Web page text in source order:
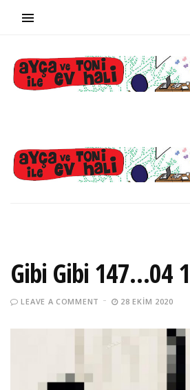
Gibi Gibi 147…04
LEAVE A COMMENT 28 EKIM 2020